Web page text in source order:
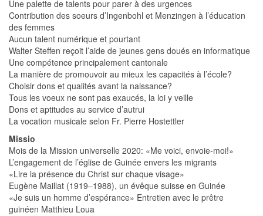
Une palette de talents pour parer à des urgences
Contribution des soeurs d’Ingenbohl et Menzingen à l’éducation
des femmes
Aucun talent numérique et pourtant
Walter Steffen reçoit l’aide de jeunes gens doués en informatique
Une compétence principalement cantonale
La manière de promouvoir au mieux les capacités à l’école?
Choisir dons et qualités avant la naissance?
Tous les voeux ne sont pas exaucés, la loi y veille
Dons et aptitudes au service d’autrui
La vocation musicale selon Fr. Pierre Hostettler
Missio
Mois de la Mission universelle 2020: «Me voici, envoie-moi!»
L’engagement de l’église de Guinée envers les migrants
«Lire la présence du Christ sur chaque visage»
Eugène Maillat (1919–1988), un évêque suisse en Guinée
«Je suis un homme d’espérance» Entretien avec le prêtre
guinéen Matthieu Loua